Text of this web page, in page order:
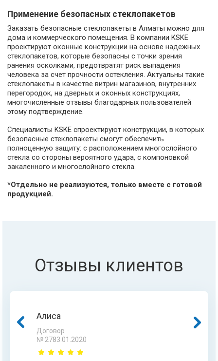
Применение безопасных стеклопакетов
Заказать безопасные стеклопакеты в Алматы можно для
дома и коммерческого помещения. В компании KSKE
проектируют оконные конструкции на основе надежных
стеклопакетов, которые безопасны с точки зрения
ранения осколками, предотвратят риск выпадения
человека за счет прочности остекления. Актуальны такие
стеклопакеты в качестве витрин магазинов, внутренних
перегородок, на дверных и оконных конструкциях,
многочисленные отзывы благодарных пользователей
этому подтверждение.
Специалисты KSKE спроектируют конструкции, в которых
безопасные стеклопакеты смогут обеспечить
полноценную защиту: с расположением многослойного
стекла со стороны вероятного удара, с компоновкой
закаленного и многослойного стекла.
*Отдельно не реализуются, только вместе с готовой
продукцией.
Отзывы клиентов
Алиса
Договор
№ 2783.01.2020
Жанна
Договор
№ 4519.07.20
Гульнара
Договор
№ 5786.03.18
Асан
Договор
№ 5845.11.15